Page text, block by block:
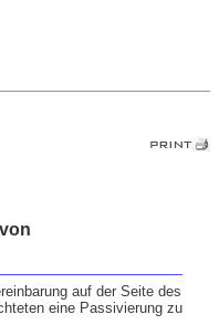
auf der Seite des
eine Passivierung zu